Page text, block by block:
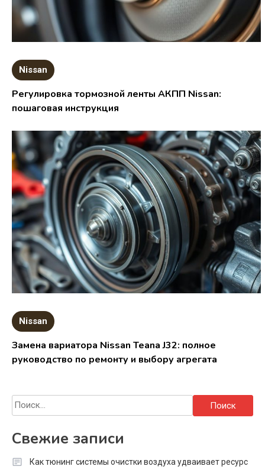
Nissan
Регулировка тормозной ленты АКПП Nissan:
пошаговая инструкция
Nissan
Замена вариатора Nissan Teana J32: полное
руководство по ремонту и выбору агрегата
Найти:
Свежие записи
Как тюнинг системы очистки воздуха удваивает ресурс